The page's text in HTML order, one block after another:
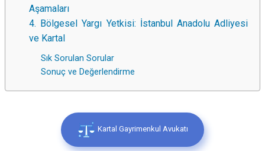
Aşamaları
4. Bölgesel Yargı Yetkisi: İstanbul Anadolu Adliyesi
ve Kartal
Sık Sorulan Sorular
Sonuç ve Değerlendirme
Kartal Gayrimenkul Avukatı